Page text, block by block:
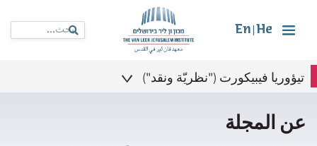
He
En
تيؤوريا فيبيكورت ("نظريّة ونقد")
عن المجلة